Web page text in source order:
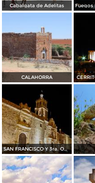
Cabalgata de Adelitas
CALAHORRA
SAN FRANCISCO Y 3ra. ORDEN